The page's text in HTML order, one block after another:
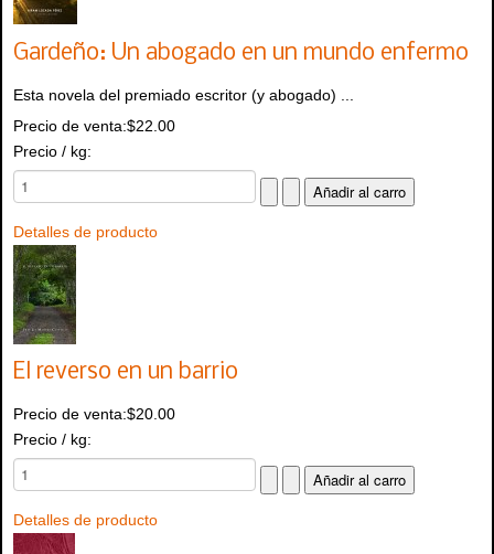
Gardeño: Un abogado en un mundo enfermo
Esta novela del premiado escritor (y abogado) ...
Precio de venta:$22.00
Precio / kg:
Detalles de producto
El reverso en un barrio
Precio de venta:$20.00
Precio / kg:
Detalles de producto